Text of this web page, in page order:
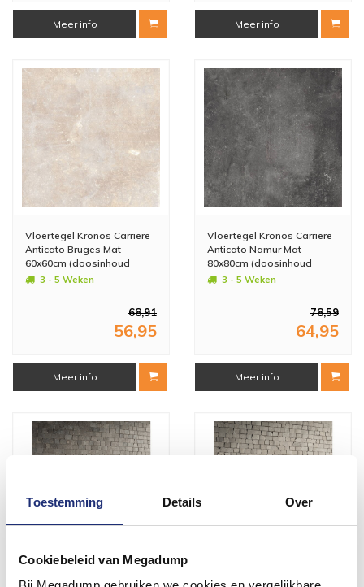
Toestemming Details Over
Cookiebeleid van Megadump
Meer info Meer info
Vloertegel Kronos Carriere
Anticato Bruges Mat
60x60cm (doosinhoud
1.08m2) (prijs per m2)
3 - 5 Weken
68,91
56,95
Meer info
Vloertegel Kronos Carriere
Anticato Namur Mat
80x80cm (doosinhoud
1.28m2) (prijs per m2)
3 - 5 Weken
78,59
64,95
Meer info